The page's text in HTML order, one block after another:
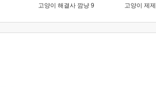
고양이 해결사 깜냥 9